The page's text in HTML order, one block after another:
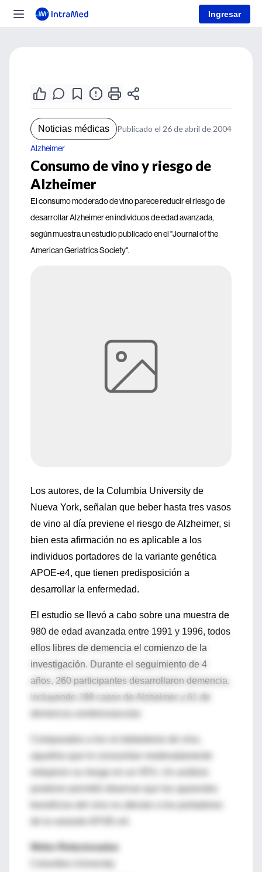
Ingresar
Noticias médicas Publicado el 26 de abril de 2004
Alzheimer
Consumo de vino y riesgo de
Alzheimer
El consumo moderado de vino parece reducir el riesgo de
desarrollar Alzheimer en individuos de edad avanzada,
según muestra un estudio publicado en el "Journal of the
American Geriatrics Society".
Los autores, de la Columbia University de
Nueva York, señalan que beber hasta tres vasos
de vino al día previene el riesgo de Alzheimer, si
bien esta afirmación no es aplicable a los
individuos portadores de la variante genética
APOE-e4, que tienen predisposición a
desarrollar la enfermedad.
El estudio se llevó a cabo sobre una muestra de
980 de edad avanzada entre 1991 y 1996, todos
ellos libres de demencia el comienzo de la
investigación. Durante el seguimiento de 4
años, 260 participantes desarrollaron demencia,
incluyendo 199 casos de Alzheimer y 61 de
aquellos que lo consumían moderadamente
redujeron su riesgo en un 45%. Un análisis
posterior permitió observar que los aparentes
Webs Relacionadas